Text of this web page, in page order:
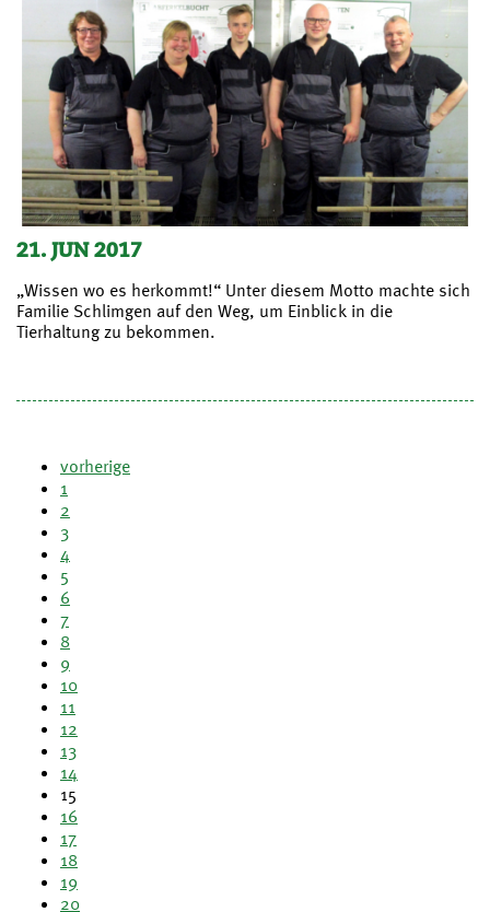
21. JUN 2017
„Wissen wo es herkommt!“ Unter diesem Motto machte sich
Familie Schlimgen auf den Weg, um Einblick in die
Tierhaltung zu bekommen.
vorherige
1
2
3
4
5
6
7
8
9
10
11
12
13
14
15
16
17
18
19
20